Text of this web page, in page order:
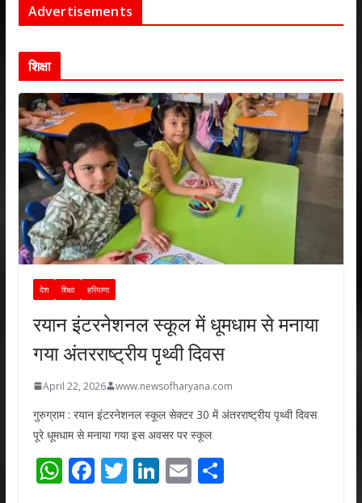
Advertisements
शिक्षा
देश शिक्षा हरियाणा
रयान इंटरनेशनल स्कूल में धूमधाम से मनाया
गया अंतरराष्ट्रीय पृथ्वी दिवस
April 22, 2026 www.newsofharyana.com
गुरुग्राम : रयान इंटरनेशनल स्कूल सेक्टर 30 में अंतरराष्ट्रीय पृथ्वी दिवस
पूरे धूमधाम से मनाया गया इस अवसर पर स्कूल
W F T Li E S